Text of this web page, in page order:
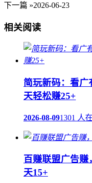
下一篇 »2026-06-23
相关阅读
简玩新码：看广
天轻松赚25+
2026-08-091301 人
百赚联盟广告
天15+